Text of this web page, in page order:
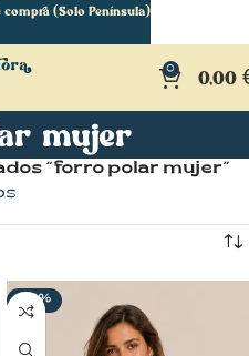
0 0,00
mujer
“forro polar mujer”
-14%
(Solo Península)